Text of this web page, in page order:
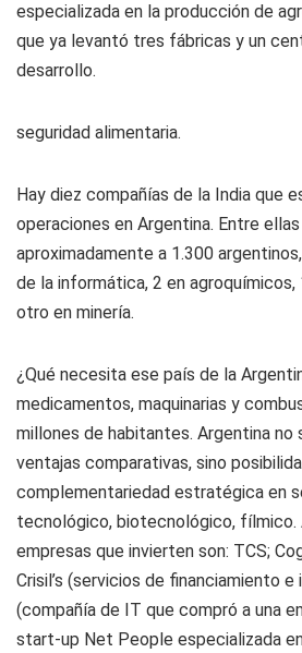
especializada en la producción de
que ya levantó tres fábricas y un
desarrollo.
seguridad alimentaria.
Hay diez compañías de la India que
operaciones en Argentina. Entre
aproximadamente a 1.300
de la informática, 2 en
otro en minería.
¿Qué necesita ese país de la
medicamentos, maquinarias y
millones de habitantes. Argentina no
ventajas comparativas, sino
complementariedad estratégica en
tecnológico, biotecnológico, fílmico.
empresas que invierten son: TCS;
Crisil’s (servicios de financiamiento
(compañía de IT que compró a una
start-up Net People especializada